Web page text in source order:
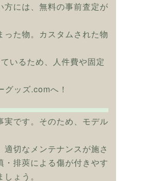
には、無料の事前査定が
た物。カスタムされた物
いるため、人件費や固定
ッズ.comへ！
です。そのため、モデル
切なメンテナンスが施さ
排莢による傷が付きやす
ょう。